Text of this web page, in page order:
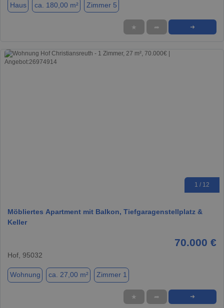
Haus ca. 180,00 m² Zimmer 5
★ ➦ ➜
1 / 12
Möbliertes Apartment mit Balkon, Tiefgaragenstellplatz &
Keller
70.000 €
Hof, 95032
Wohnung ca. 27,00 m² Zimmer 1
★ ➦ ➜